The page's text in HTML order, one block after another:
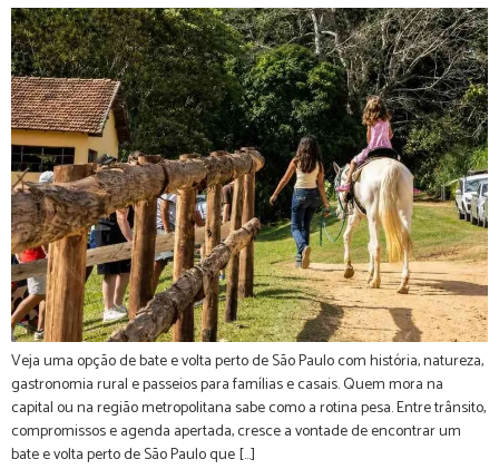
Veja uma opção de bate e volta perto de São Paulo com história, natureza,
gastronomia rural e passeios para famílias e casais. Quem mora na
capital ou na região metropolitana sabe como a rotina pesa. Entre trânsito,
compromissos e agenda apertada, cresce a vontade de encontrar um
bate e volta perto de São Paulo que […]